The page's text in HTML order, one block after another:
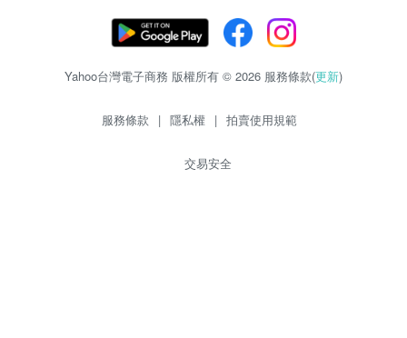
Yahoo台灣電子商務 版權所有 © 2026 服務條款(更新)
服務條款 | 隱私權 | 拍賣使用規範
交易安全